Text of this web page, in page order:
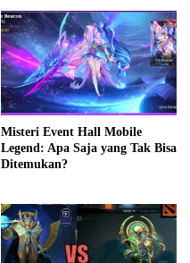
Misteri Event Hall Mobile
Legend: Apa Saja yang Tak Bisa
Ditemukan?